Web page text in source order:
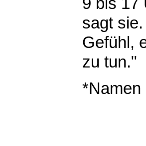
sagt
Gefühl,
zu tun."
*Namen